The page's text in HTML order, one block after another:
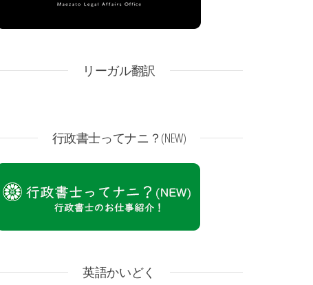
リーガル翻訳
行政書士ってナニ？(NEW)
英語かいどく